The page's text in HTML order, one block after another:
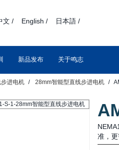
文 / English / 日本語 /
新品发布 关于鸣志
进电机 28mm智能型直线步进电机
准，更